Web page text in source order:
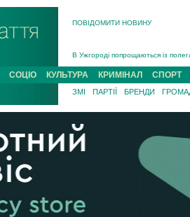
ПОВІДОМИТИ НОВИНУ
В Ужгороді попрощаються із
В Ужгороді 5 серпня
Підтвердили загибель
На війні з рф поліг військовий з
На Хустщині внаслідок ДТП за
Інструктора районного ТЦК на
СОЦІО КУЛЬТУРА КРИМІНАЛ СПОРТ
ЗМІ ПАРТІЇ БРЕНДИ